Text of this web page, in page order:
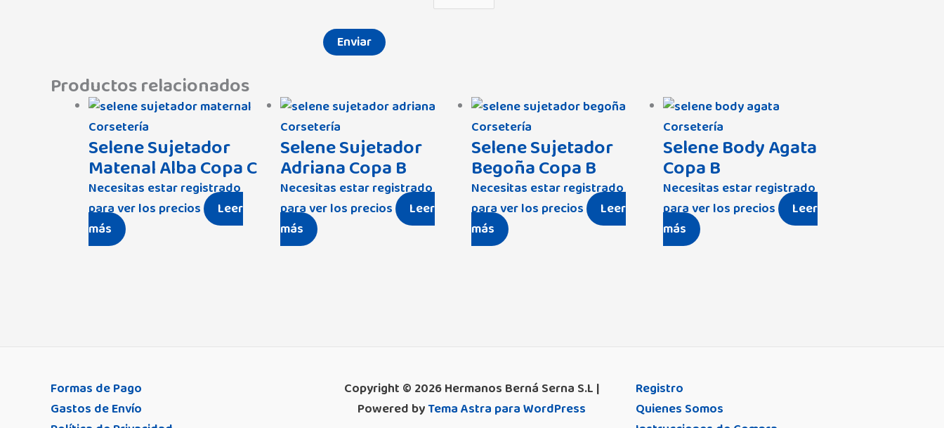
Productos relacionados
Corsetería
Selene Sujetador
Matenal Alba Copa C
Necesitas estar registrado
para ver los precios
Leer
más
Corsetería
Selene Sujetador
Adriana Copa B
Necesitas estar registrado
para ver los precios
Leer
más
Corsetería
Selene Sujetador
Begoña Copa B
Necesitas estar registrado
para ver los precios
Leer
más
Corsetería
Selene Body Agata
Copa B
Necesitas estar registrado
para ver los precios
Leer
más
Formas de Pago
Gastos de Envío
Copyright © 2026 Hermanos Berná Serna S.L |
Powered byTema Astra para WordPress
Registro
Quienes Somos